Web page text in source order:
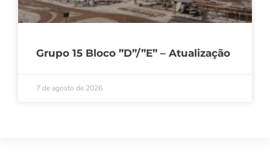
Grupo 15 Bloco ”D”/”E” – Atualização
7 de agosto de 2026